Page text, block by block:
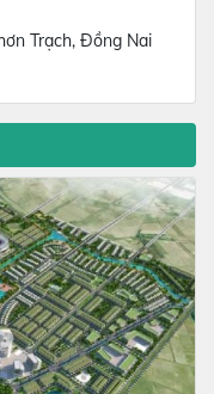
Trạch, Đồng Nai